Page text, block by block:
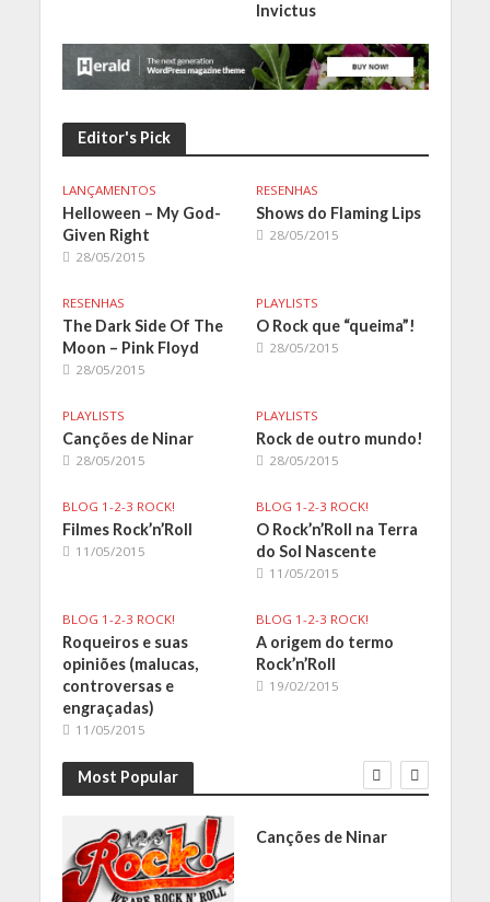
Invictus
Editor's Pick
LANÇAMENTOS
Helloween – My God-
Given Right
28/05/2015
RESENHAS
Shows do Flaming Lips
28/05/2015
RESENHAS
The Dark Side Of The
Moon – Pink Floyd
28/05/2015
PLAYLISTS
O Rock que “queima”!
28/05/2015
PLAYLISTS
Canções de Ninar
28/05/2015
PLAYLISTS
Rock de outro mundo!
28/05/2015
BLOG 1-2-3 ROCK!
Filmes Rock’n’Roll
11/05/2015
BLOG 1-2-3 ROCK!
O Rock’n’Roll na Terra
do Sol Nascente
11/05/2015
BLOG 1-2-3 ROCK!
Roqueiros e suas
opiniões (malucas,
controversas e
engraçadas)
11/05/2015
BLOG 1-2-3 ROCK!
A origem do termo
Rock’n’Roll
19/02/2015
Most Popular
Canções de Ninar